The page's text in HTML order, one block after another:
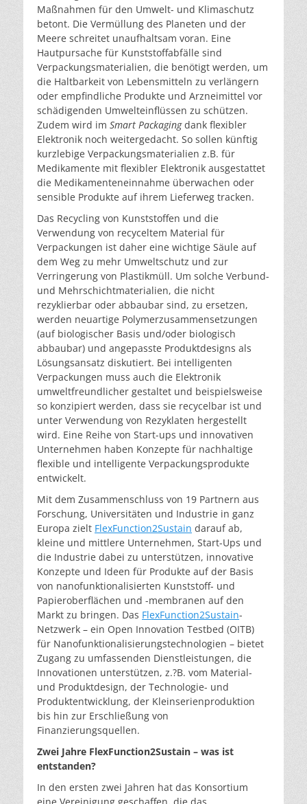
Maßnahmen für den Umwelt- und Klimaschutz
betont. Die Vermüllung des Planeten und der
Meere schreitet unaufhaltsam voran. Eine
Hautpursache für Kunststoffabfälle sind
Verpackungsmaterialien, die benötigt werden, um
die Haltbarkeit von Lebensmitteln zu verlängern
oder empfindliche Produkte und Arzneimittel vor
schädigenden Umwelteinflüssen zu schützen.
Zudem wird im Smart Packagingdank flexibler
Elektronik noch weitergedacht. So sollen künftig
kurzlebige Verpackungsmaterialien z.B. für
Medikamente mit flexibler Elektronik ausgestattet
die Medikamenteneinnahme überwachen oder
sensible Produkte auf ihrem Lieferweg tracken.
Das Recycling von Kunststoffen und die
Verwendung von recyceltem Material für
Verpackungen ist daher eine wichtige Säule auf
dem Weg zu mehr Umweltschutz und zur
Verringerung von Plastikmüll. Um solche Verbund-
und Mehrschichtmaterialien, die nicht
rezyklierbar oder abbaubar sind, zu ersetzen,
werden neuartige Polymerzusammensetzungen
(auf biologischer Basis und/oder biologisch
abbaubar) und angepasste Produktdesigns als
Lösungsansatz diskutiert. Bei intelligenten
Verpackungen muss auch die Elektronik
umweltfreundlicher gestaltet und beispielsweise
so konzipiert werden, dass sie recycelbar ist und
unter Verwendung von Rezyklaten hergestellt
wird. Eine Reihe von Start-ups und innovativen
Unternehmen haben Konzepte für nachhaltige
flexible und intelligente Verpackungsprodukte
entwickelt.
Mit dem Zusammenschluss von 19 Partnern aus
Forschung, Universitäten und Industrie in ganz
Europa zielt FlexFunction2Sustain darauf ab,
kleine und mittlere Unternehmen, Start-Ups und
die Industrie dabei zu unterstützen, innovative
Konzepte und Ideen für Produkte auf der Basis
von nanofunktionalisierten Kunststoff- und
Papieroberflächen und -membranen auf den
Markt zu bringen. Das FlexFunction2Sustain-
Netzwerk – ein Open Innovation Testbed (OITB)
für Nanofunktionalisierungstechnologien – bietet
Zugang zu umfassenden Dienstleistungen, die
Innovationen unterstützen, z.?B. vom Material-
und Produktdesign, der Technologie- und
Produktentwicklung, der Kleinserienproduktion
bis hin zur Erschließung von
Finanzierungsquellen.
Zwei Jahre FlexFunction2Sustain – was ist
entstanden?
In den ersten zwei Jahren hat das Konsortium